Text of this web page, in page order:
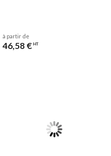
à partir de
46,58 € HT